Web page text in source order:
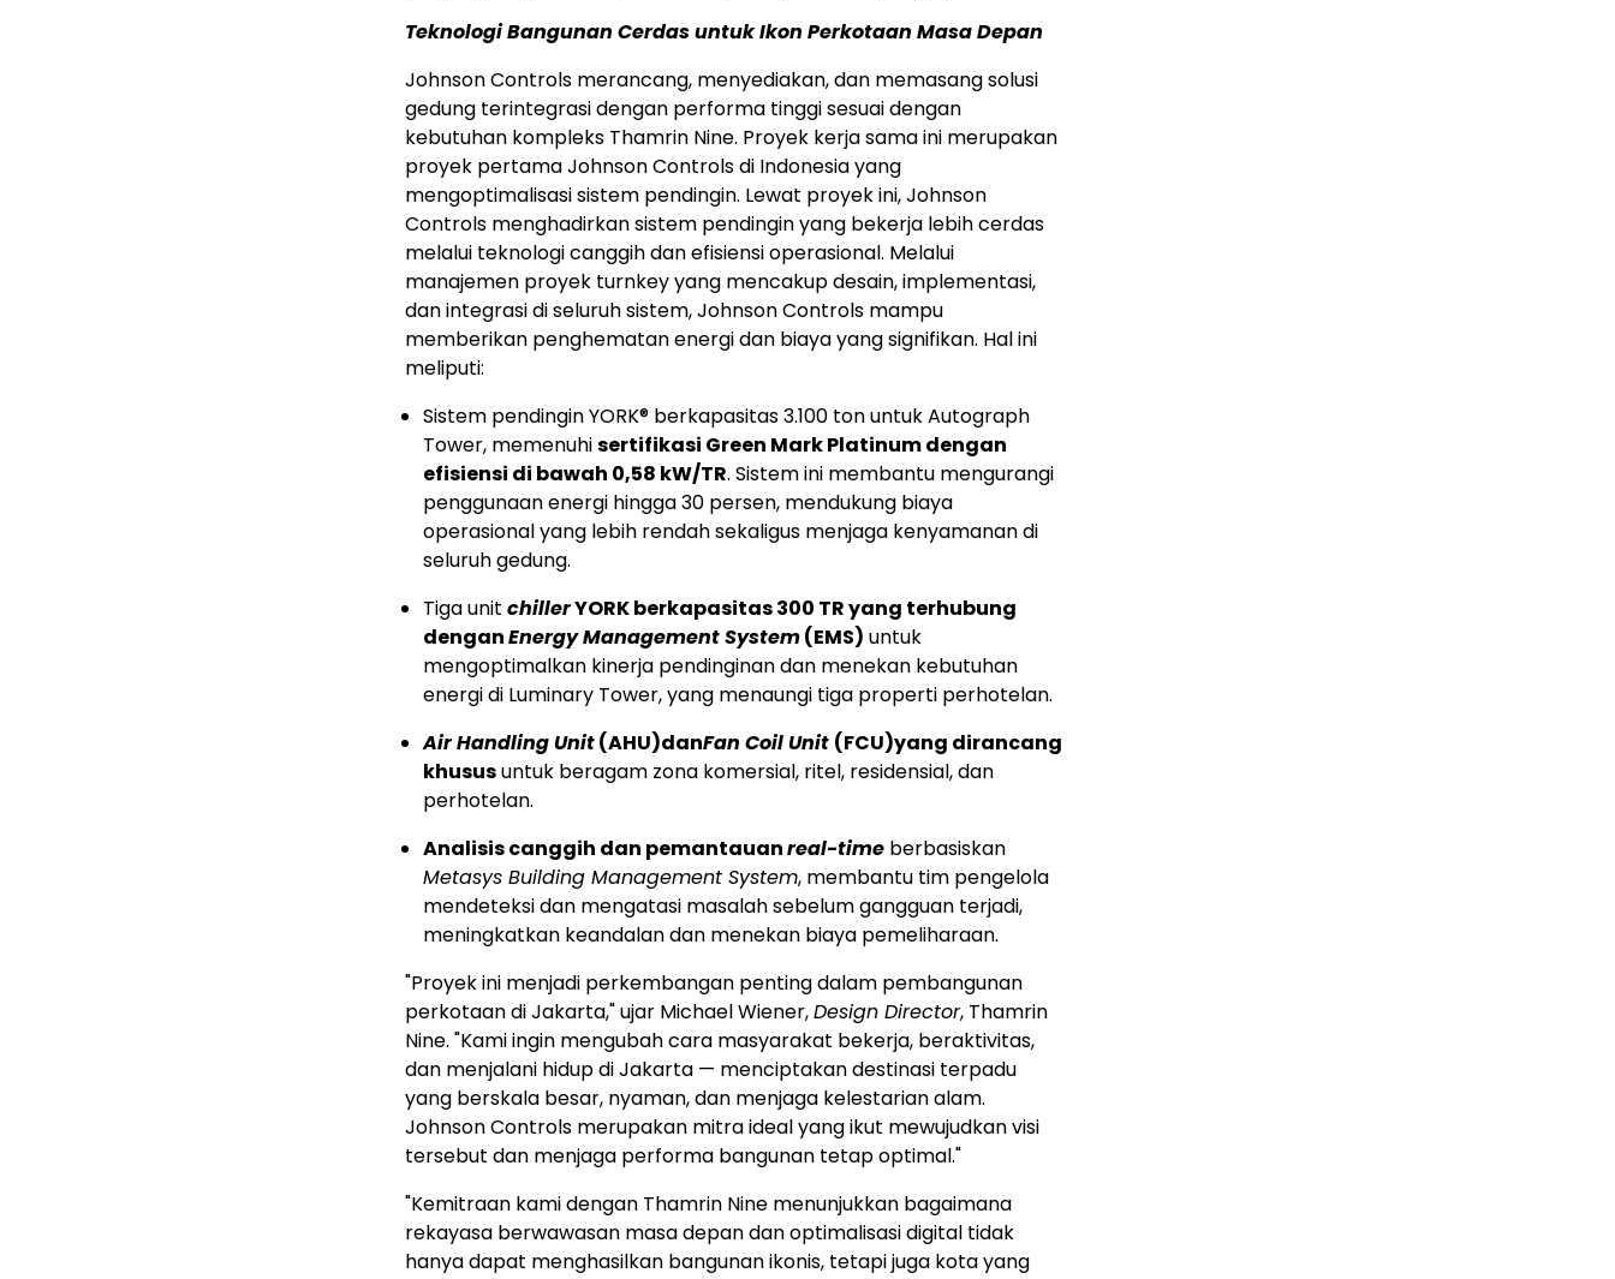
Teknologi Bangunan Cerdas untuk Ikon Perkotaan Masa Depan
Johnson Controls merancang, menyediakan, dan memasang solusi
gedung terintegrasi dengan performa tinggi sesuai dengan
kebutuhan kompleks Thamrin Nine. Proyek kerja sama ini merupakan
proyek pertama Johnson Controls di Indonesiayang
mengoptimalisasi sistem pendingin. Lewat proyek ini, Johnson
Controls menghadirkan sistem pendingin yang bekerja lebih cerdas
melalui teknologi canggih dan efisiensi operasional. Melalui
manajemen proyek turnkey yang mencakup desain, implementasi,
dan integrasi di seluruh sistem, Johnson Controls mampu
memberikan penghematan energi dan biaya yang signifikan. Hal ini
meliputi:
Sistem pendingin YORK® berkapasitas 3.100 ton untuk Autograph
Tower, memenuhisertifikasi Green Mark Platinum dengan
efisiensi di bawah 0,58 kW/TR. Sistem ini membantu mengurangi
penggunaan energi hingga 30 persen, mendukung biaya
operasional yang lebih rendah sekaligus menjaga kenyamanan di
seluruh gedung.
Tiga unit chillerYORK berkapasitas 300 TR yang terhubung
denganEnergy Management System(EMS) untuk
mengoptimalkan kinerja pendinginan dan menekan kebutuhan
energi di Luminary Tower, yang menaungi tiga properti perhotelan.
Air Handling Unit(AHU)danFan Coil Unit (FCU)yang dirancang
khususuntuk beragam zona komersial, ritel, residensial, dan
perhotelan.
Analisis canggih dan pemantauanreal-time berbasiskan
Metasys Building Management System, membantu tim pengelola
mendeteksi dan mengatasi masalah sebelum gangguan terjadi,
meningkatkan keandalan dan menekan biaya pemeliharaan.
"Proyek ini menjadi perkembangan penting dalam pembangunan
perkotaan diJakarta," ujar Michael Wiener,Design Director, Thamrin
Nine. "Kami ingin mengubah cara masyarakat bekerja, beraktivitas,
dan menjalani hidup diJakarta — menciptakan destinasi terpadu
yang berskala besar, nyaman, dan menjaga kelestarian alam.
Johnson Controls merupakan mitra ideal yang ikut mewujudkan visi
tersebut dan menjaga performa bangunan tetap optimal."
"Kemitraan kami dengan Thamrin Nine menunjukkan bagaimana
rekayasa berwawasan masa depan dan optimalisasi digital tidak
hanya dapat menghasilkan bangunan ikonis, tetapi juga kota yang